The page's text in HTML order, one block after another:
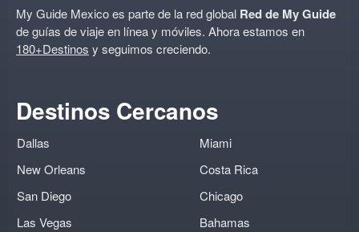
My Guide Mexico es parte de la red global Red de My Guide
de guías de viaje en línea y móviles. Ahora estamos en
180+Destinos y seguimos creciendo.
Destinos Cercanos
Dallas
New Orleans
San Diego
Las Vegas
Miami
Costa Rica
Chicago
Bahamas